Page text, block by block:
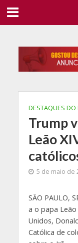
DESTAQUES DO
Trump
Leão
5 de maio de
SÃO PAULO,
a o papa
Unidos,
Católica de